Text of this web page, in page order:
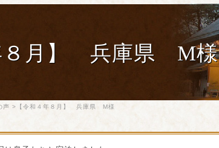
８月】 兵庫県 M様
声 >【令和４年８月】 兵庫県 M様